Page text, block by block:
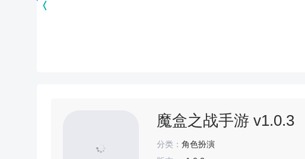
魔盒之战手游 v1.0.3
分类： 角色扮演